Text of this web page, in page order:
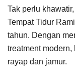
Tak perlu
Tempat Tidur
tahun. Dengan
treatment
rayap dan jamur.